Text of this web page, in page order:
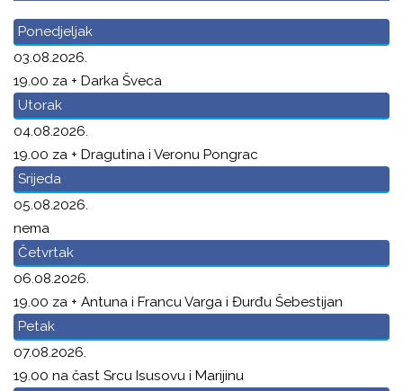
Ponedjeljak
03.08.2026.
19.00 za + Darka Šveca
Utorak
04.08.2026.
19.00 za + Dragutina i Veronu Pongrac
Srijeda
05.08.2026.
nema
Četvrtak
06.08.2026.
19.00 za + Antuna i Francu Varga i Đurđu Šebestijan
Petak
07.08.2026.
19.00 na čast Srcu Isusovu i Marijinu